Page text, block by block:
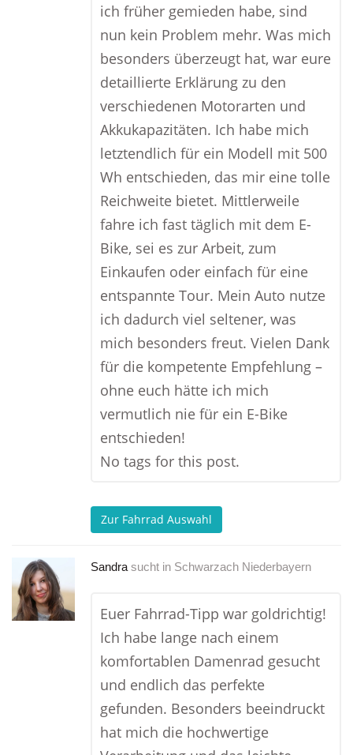
ich früher gemieden habe, sind
nun kein Problem mehr. Was mich
besonders überzeugt hat, war eure
detaillierte Erklärung zu den
verschiedenen Motorarten und
Akkukapazitäten. Ich habe mich
letztendlich für ein Modell mit 500
Wh entschieden, das mir eine tolle
Reichweite bietet. Mittlerweile
fahre ich fast täglich mit dem E-
Bike, sei es zur Arbeit, zum
Einkaufen oder einfach für eine
entspannte Tour. Mein Auto nutze
ich dadurch viel seltener, was
mich besonders freut. Vielen Dank
für die kompetente Empfehlung –
ohne euch hätte ich mich
vermutlich nie für ein E-Bike
entschieden!
No tags for this post.
Zur Fahrrad Auswahl
Sandra sucht in Schwarzach Niederbayern
Euer Fahrrad-Tipp war goldrichtig!
Ich habe lange nach einem
komfortablen Damenrad gesucht
und endlich das perfekte
gefunden. Besonders beeindruckt
hat mich die hochwertige